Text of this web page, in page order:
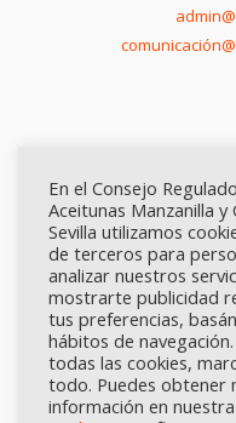
Calidad certificada
En el Consejo
Aceitunas Manzanilla y
Sevilla utilizamos
de terceros para
analizar nuestros
mostrarte publicidad
tus preferencias,
hábitos de
todas las cookies,
todo. Puedes obtener
información en nuestra